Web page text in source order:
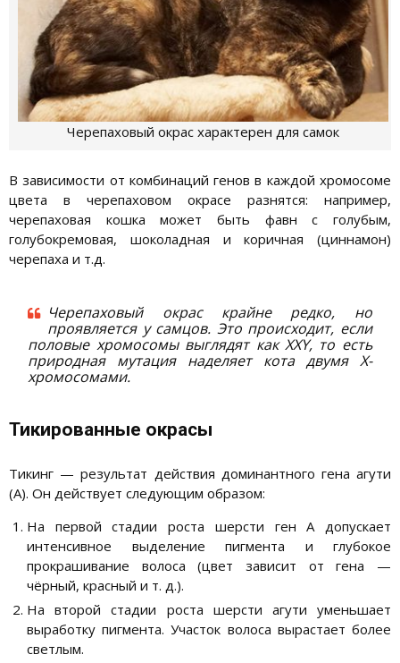
Черепаховый окрас характерен для самок
В зависимости от комбинаций генов в каждой хромосоме
цвета в черепаховом окрасе разнятся: например,
черепаховая кошка может быть фавн с голубым,
голубокремовая, шоколадная и коричная (циннамон)
черепаха и т.д.
Черепаховый окрас крайне редко, но
проявляется у самцов. Это происходит, если
половые хромосомы выглядят как ХХY, то есть
природная мутация наделяет кота двумя Х-
хромосомами.
Тикированные окрасы
Тикинг — результат действия доминантного гена агути
(А). Он действует следующим образом:
На первой стадии роста шерсти ген А допускает
интенсивное выделение пигмента и глубокое
прокрашивание волоса (цвет зависит от гена —
чёрный, красный и т. д.).
На второй стадии роста шерсти агути уменьшает
выработку пигмента. Участок волоса вырастает более
светлым.